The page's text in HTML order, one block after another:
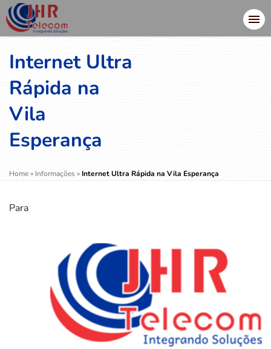
Internet Ultra
Rápida na
Vila
Esperança
Home» Informações» Internet Ultra Rápida na Vila Esperança
Para